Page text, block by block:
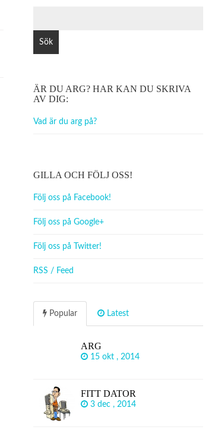
ÄR DU ARG? HAR KAN DU SKRIVA
AV DIG:
Vad är du arg på?
GILLA OCH FÖLJ OSS!
Följ oss på Facebook!
Följ oss på Google+
Följ oss på Twitter!
RSS / Feed
Popular Latest
ARG
15 okt , 2014
FITT DATOR
3 dec , 2014